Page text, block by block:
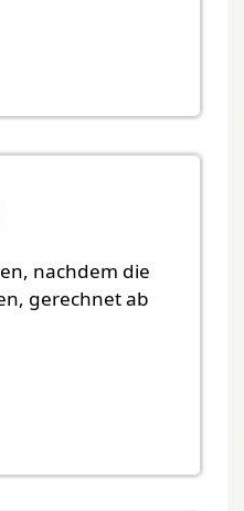
nachdem die
gerechnet ab